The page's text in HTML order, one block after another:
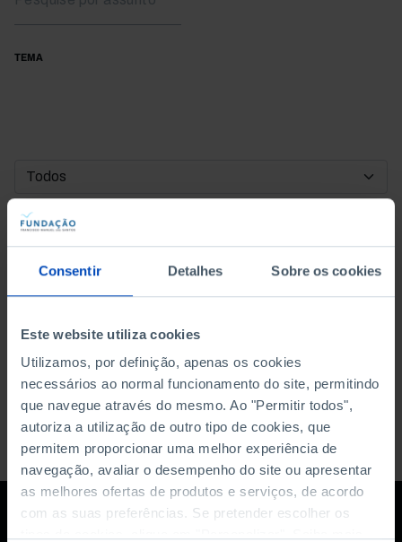
Consentir Detalhes Sobre os cookies
Este website utiliza cookies
Utilizamos, por definição, apenas os cookies
necessários ao normal funcionamento do site, permitindo
que navegue através do mesmo. Ao "Permitir todos",
autoriza a utilização de outro tipo de cookies, que
permitem proporcionar uma melhor experiência de
navegação, avaliar o desempenho do site ou apresentar
as melhores ofertas de produtos e serviços, de acordo
com as suas preferências. Se pretender escolher os
TEMA
DATA DE INÍCIO
DATA DE FIM